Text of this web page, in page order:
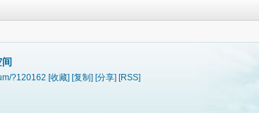
?120162 [收藏] [复制] [分享] [RSS]